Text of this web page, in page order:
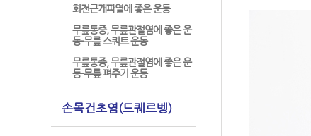
회전근개파열에 좋은 운동
무릎통증, 무릎관절염에 좋은 운
동-무릎 스쿼트 운동
무릎통증, 무릎관절염에 좋은 운
동-무릎 펴주기 운동
손목건초염(드퀘르벵)